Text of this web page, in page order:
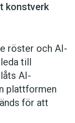
konstverk
röster och AI-
till
­AI-
plattformen
för att